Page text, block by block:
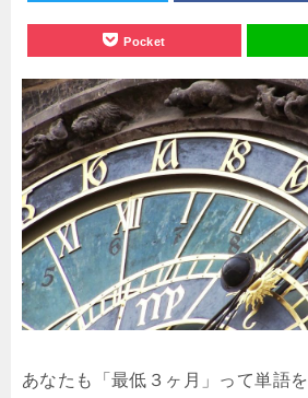
Pocket
あなたも「最低３ヶ月」って単語を